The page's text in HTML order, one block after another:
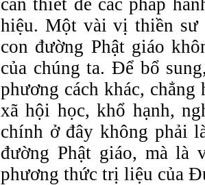
cần thiết để các pháp
hiệu. Một vài vị thiền sư
con đường Phật giáo
của chúng ta. Để bổ
phương cách khác,
xã hội học, khổ hạnh,
chính ở đây không phải
đường Phật giáo, mà là
phương thức trị liệu của